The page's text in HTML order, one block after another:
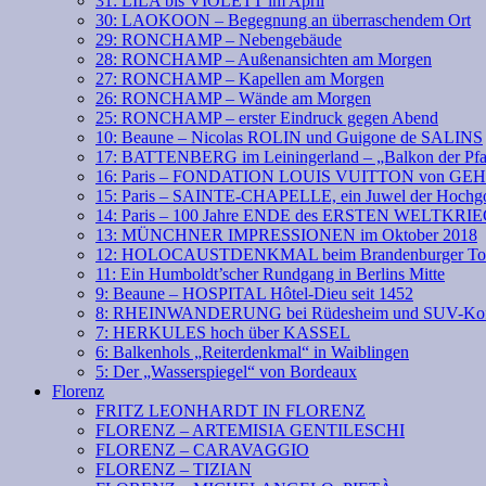
30: LAOKOON – Begegnung an überraschendem Ort
29: RONCHAMP – Nebengebäude
28: RONCHAMP – Außenansichten am Morgen
27: RONCHAMP – Kapellen am Morgen
26: RONCHAMP – Wände am Morgen
25: RONCHAMP – erster Eindruck gegen Abend
10: Beaune – Nicolas ROLIN und Guigone de SALINS
17: BATTENBERG im Leiningerland – „Balkon der
16: Paris – FONDATION LOUIS VUITTON von
15: Paris – SAINTE-CHAPELLE, ein Juwel der
14: Paris – 100 Jahre ENDE des ERSTEN
13: MÜNCHNER IMPRESSIONEN im Oktober 2018
12: HOLOCAUSTDENKMAL beim Brandenburger
11: Ein Humboldt’scher Rundgang in Berlins Mitte
9: Beaune – HOSPITAL Hôtel-Dieu seit 1452
8: RHEINWANDERUNG bei Rüdesheim und SUV-
7: HERKULES hoch über KASSEL
6: Balkenhols „Reiterdenkmal“ in Waiblingen
5: Der „Wasserspiegel“ von Bordeaux
Florenz
FRITZ LEONHARDT IN FLORENZ
FLORENZ – ARTEMISIA GENTILESCHI
FLORENZ – CARAVAGGIO
FLORENZ – TIZIAN